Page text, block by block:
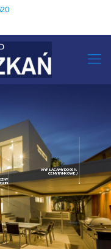
WYPŁACAMY DO 90%
CENY RYNKOWEJ